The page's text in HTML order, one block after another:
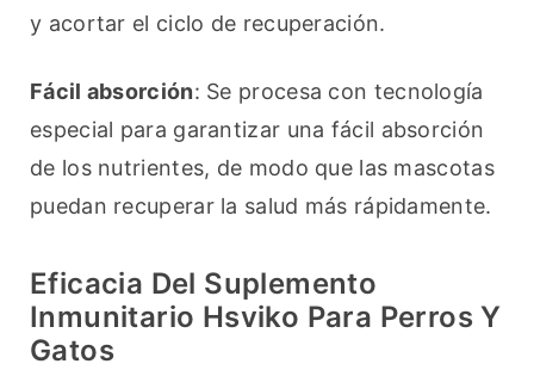
y acortar el ciclo de recuperación.
Fácil absorción: Se procesa con tecnología
especial para garantizar una fácil absorción
de los nutrientes, de modo que las mascotas
puedan recuperar la salud más rápidamente.
Eficacia Del Suplemento
Inmunitario Hsviko Para Perros Y
Gatos